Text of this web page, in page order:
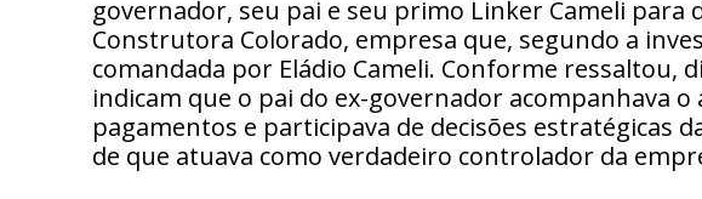
governador, seu pai e seu primo Linker Cameli para
Construtora Colorado, empresa que, segundo a
comandada por Eládio Cameli. Conforme ressaltou,
indicam que o pai do ex-governador acompanhava
pagamentos e participava de decisões estratégicas
de que atuava como verdadeiro controlador da